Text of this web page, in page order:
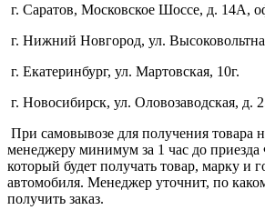
г. Саратов, Московское Шоссе, д. 14А,
г. Нижний Новгород, ул.
г. Екатеринбург, ул. Мартовская, 10г.
г. Новосибирск, ул. Оловозаводская, д.
При самовывозе для получения товара
менеджеру минимум за 1 час до
который будет получать товар, марку и
автомобиля. Менеджер уточнит, по
получить заказ.